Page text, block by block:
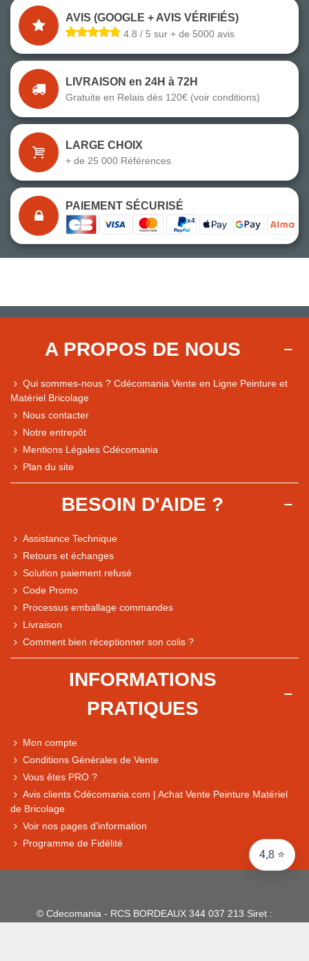
4,8 ⭐
Comparaison des performances du magasin
Express, Chez vous, Point relais, Retrait magasin
AVIS (GOOGLE + AVIS VÉRIFIÉS)
4.8 / 5 sur + de 5000 avis
LIVRAISON en 24H à 72H
Gratuite en Relais dès 120€ (voir conditions)
LARGE CHOIX
+ de 25 000 Références
PAIEMENT SÉCURISÉ
A PROPOS DE NOUS
Qui sommes-nous ? Cdécomania Vente en Ligne Peinture et
Matériel Bricolage
Nous contacter
Notre entrepôt
Mentions Légales Cdécomania
Plan du site
BESOIN D'AIDE ?
Assistance Technique
Retours et échanges
Solution paiement refusé
Code Promo
Processus emballage commandes
Livraison
Comment bien réceptionner son colis ?
INFORMATIONS
PRATIQUES
Mon compte
Conditions Générales de Vente
Vous êtes PRO ?
Avis clients Cdécomania.com | Achat Vente Peinture Matériel
de Bricolage
Voir nos pages d'information
Programme de Fidélité
© Cdecomania - RCS BORDEAUX 344 037 213 Siret :